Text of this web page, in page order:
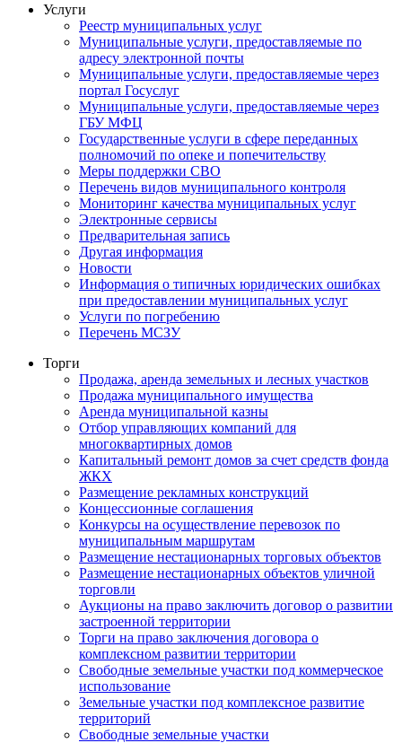
Услуги
Реестр муниципальных услуг
Муниципальные услуги, предоставляемые по
адресу электронной почты
Муниципальные услуги, предоставляемые через
портал Госуслуг
Муниципальные услуги, предоставляемые через
ГБУ МФЦ
Государственные услуги в сфере переданных
полномочий по опеке и попечительству
Меры поддержки СВО
Перечень видов муниципального контроля
Мониторинг качества муниципальных услуг
Электронные сервисы
Предварительная запись
Другая информация
Новости
Информация о типичных юридических ошибках
при предоставлении муниципальных услуг
Услуги по погребению
Перечень МСЗУ
Торги
Продажа, аренда земельных и лесных участков
Продажа муниципального имущества
Аренда муниципальной казны
Отбор управляющих компаний для
многоквартирных домов
Капитальный ремонт домов за счет средств фонда
ЖКХ
Размещение рекламных конструкций
Концессионные соглашения
Конкурсы на осуществление перевозок по
муниципальным маршрутам
Размещение нестационарных торговых объектов
Размещение нестационарных объектов уличной
торговли
Аукционы на право заключить договор о развитии
застроенной территории
Торги на право заключения договора о
комплексном развитии территории
Свободные земельные участки под коммерческое
использование
Земельные участки под комплексное развитие
территорий
Свободные земельные участки